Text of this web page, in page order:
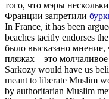
того, что мэры
Франции запретили
In France, it has been
beaches tacitly endorses
было высказано мнение,
пляжах – это
Sarkozy would have us
meant to liberate Muslim
by authoritarian Muslim